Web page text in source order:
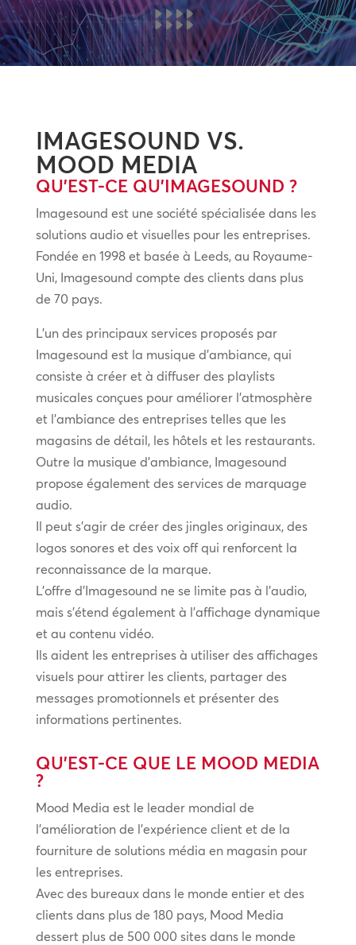
IMAGESOUND VS.
MOOD MEDIA
QU’EST-CE QU’IMAGESOUND ?
Imagesound est une société spécialisée dans les
solutions audio et visuelles pour les entreprises.
Fondée en 1998 et basée à Leeds, au Royaume-
Uni, Imagesound compte des clients dans plus
de 70 pays.
L’un des principaux services proposés par
Imagesound est la musique d’ambiance, qui
consiste à créer et à diffuser des playlists
musicales conçues pour améliorer l’atmosphère
et l’ambiance des entreprises telles que les
magasins de détail, les hôtels et les restaurants.
Outre la musique d’ambiance, Imagesound
propose également des services de marquage
audio.
Il peut s’agir de créer des jingles originaux, des
logos sonores et des voix off qui renforcent la
reconnaissance de la marque.
L’offre d’Imagesound ne se limite pas à l’audio,
mais s’étend également à l’affichage dynamique
et au contenu vidéo.
Ils aident les entreprises à utiliser des affichages
visuels pour attirer les clients, partager des
messages promotionnels et présenter des
informations pertinentes.
QU’EST-CE QUE LE MOOD MEDIA
?
Mood Media est le leader mondial de
l’amélioration de l’expérience client et de la
fourniture de solutions média en magasin pour
les entreprises.
Avec des bureaux dans le monde entier et des
clients dans plus de 180 pays, Mood Media
dessert plus de 500 000 sites dans le monde